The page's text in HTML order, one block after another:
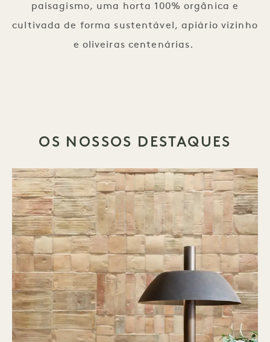
paisagismo, uma horta 100% orgânica e
cultivada de forma sustentável, apiário vizinho
e oliveiras centenárias.
OS NOSSOS DESTAQUES